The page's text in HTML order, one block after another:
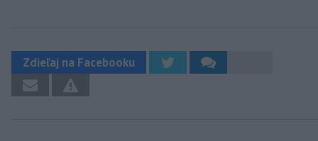
Zdieľaj na Facebooku